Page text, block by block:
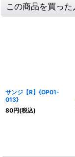
この商品を買っ
サンジ【R】{OP01-
013}
80円(税込)